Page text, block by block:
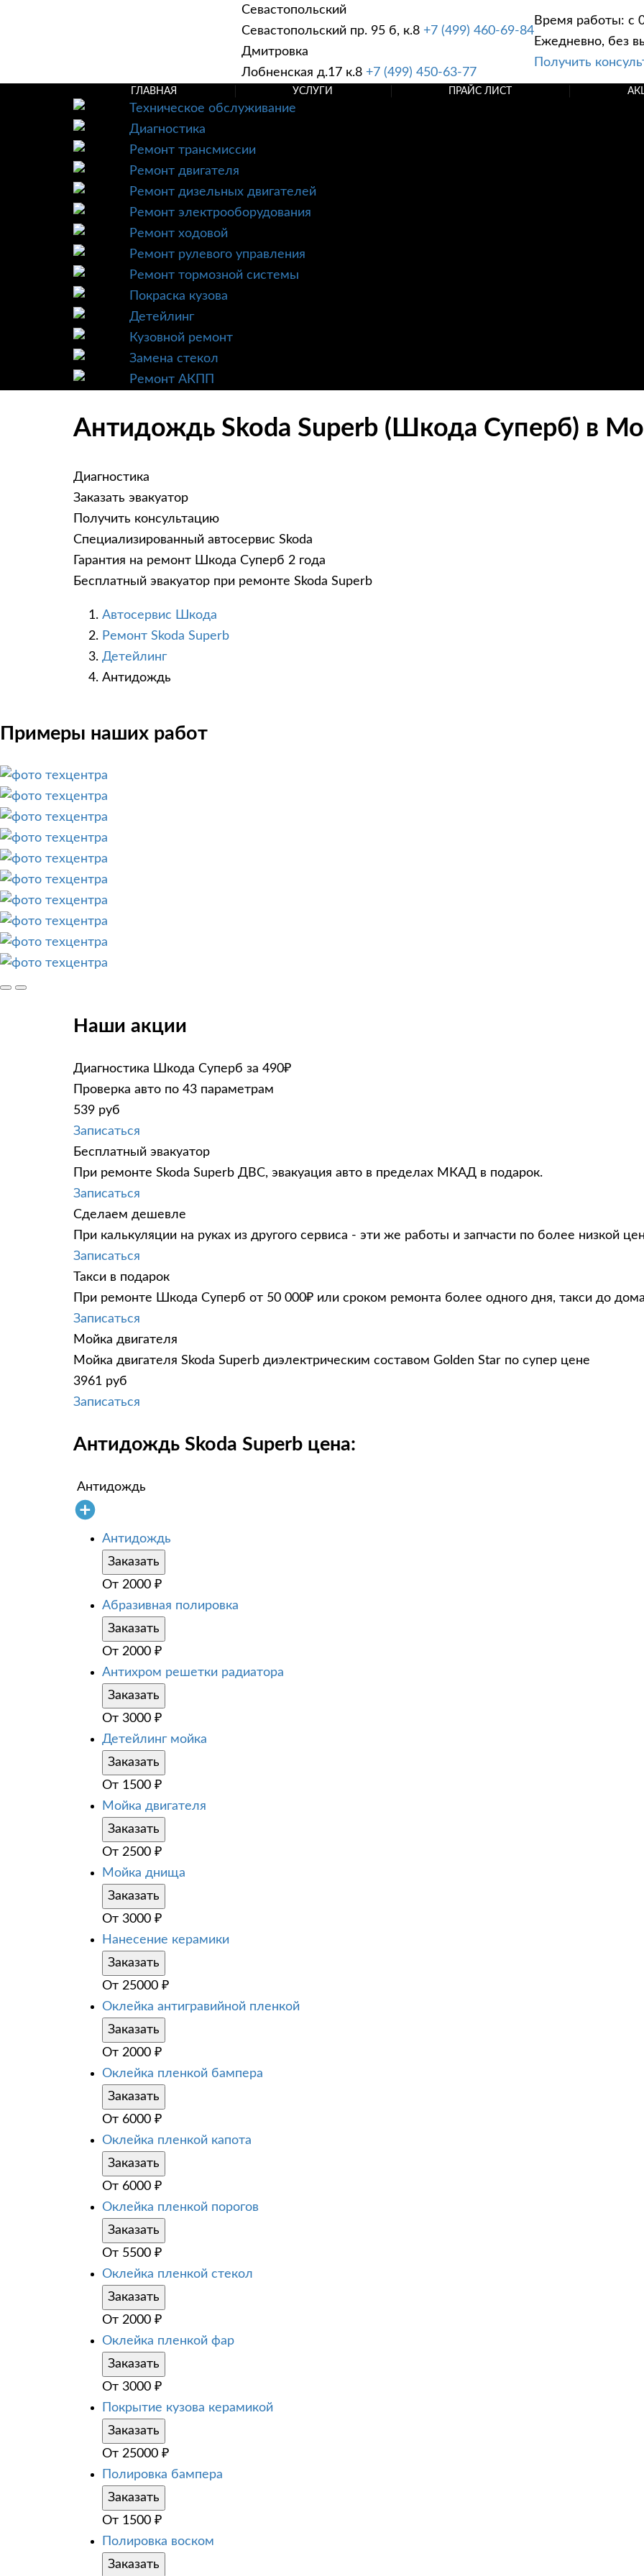
Севастопольский
Севастопольский пр. 95 б, к.8 +7 (499) 460-69-84
Дмитровка
Лобненская д.17 к.8 +7 (499) 450-63-77
Время работы: с
Ежедневно, без
Получить
ГЛАВНАЯ УСЛУГИ ПРАЙС ЛИСТ
Техническое обслуживание
Диагностика
Ремонт трансмиссии
Ремонт двигателя
Ремонт дизельных двигателей
Ремонт электрооборудования
Ремонт ходовой
Ремонт рулевого управления
Ремонт тормозной системы
Покраска кузова
Детейлинг
Кузовной ремонт
Замена стекол
Ремонт АКПП
Антидождь Skoda Superb (Шкода Суперб) в
Диагностика
Заказать эвакуатор
Получить консультацию
Специализированный автосервис Skoda
Гарантия на ремонт Шкода Суперб 2 года
Бесплатный эвакуатор при ремонте Skoda Superb
Автосервис Шкода
Ремонт Skoda Superb
Детейлинг
Антидождь
Примеры наших работ
Наши акции
Диагностика Шкода Суперб за 490₽
Проверка авто по 43 параметрам
539 руб
Записаться
Бесплатный эвакуатор
При ремонте Skoda Superb ДВС, эвакуация авто в пределах МКАД в подарок.
Записаться
Сделаем дешевле
При калькуляции на руках из другого сервиса - эти же работы и запчасти по более низкой
Записаться
Такси в подарок
При ремонте Шкода Суперб от 50 000₽ или сроком ремонта более одного дня, такси до
Записаться
Мойка двигателя
Мойка двигателя Skoda Superb диэлектрическим составом Golden Star по супер цене
3961 руб
Записаться
Антидождь Skoda Superb цена:
Антидождь
Антидождь
Заказать
От 2000 ₽
Абразивная полировка
Заказать
От 2000 ₽
Антихром решетки радиатора
Заказать
От 3000 ₽
Детейлинг мойка
Заказать
От 1500 ₽
Мойка двигателя
Заказать
От 2500 ₽
Мойка днища
Заказать
От 3000 ₽
Нанесение керамики
Заказать
От 25000 ₽
Оклейка антигравийной пленкой
Заказать
От 2000 ₽
Оклейка пленкой бампера
Заказать
От 6000 ₽
Оклейка пленкой капота
Заказать
От 6000 ₽
Оклейка пленкой порогов
Заказать
От 5500 ₽
Оклейка пленкой стекол
Заказать
От 2000 ₽
Оклейка пленкой фар
Заказать
От 3000 ₽
Покрытие кузова керамикой
Заказать
От 25000 ₽
Полировка бампера
Заказать
От 1500 ₽
Полировка воском
Заказать